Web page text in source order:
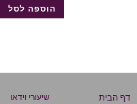
הוספה לסל
דף הבית
שיעורי וידאו